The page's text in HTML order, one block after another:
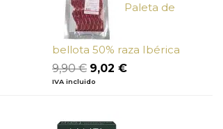
Paleta de
bellota 50% raza Ibérica
9,90€ El
precio
9,90 €.
9,02 €El
IVA incluido